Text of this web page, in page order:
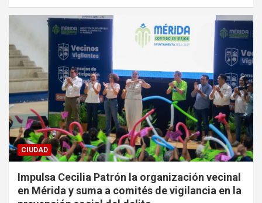
CIUDAD
Impulsa Cecilia Patrón la organización vecinal
en Mérida y suma a comités de vigilancia en la